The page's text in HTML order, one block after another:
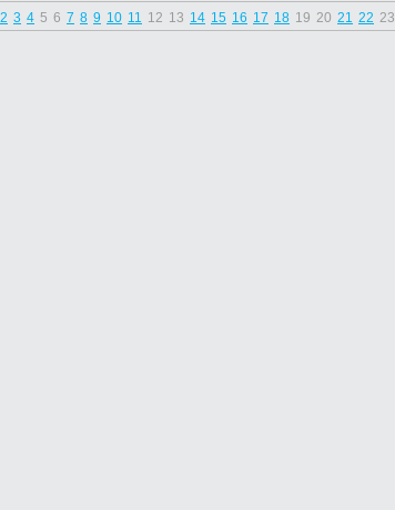
2 3 4 5 6 7 8 9 10 11 12 13 14 15 16 17 18 19 20 21 22 23